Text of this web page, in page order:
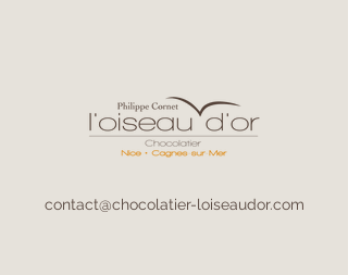
contact@chocolatier-loiseaudor.com